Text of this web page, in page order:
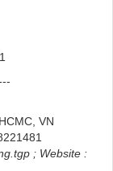
VN
; Website :